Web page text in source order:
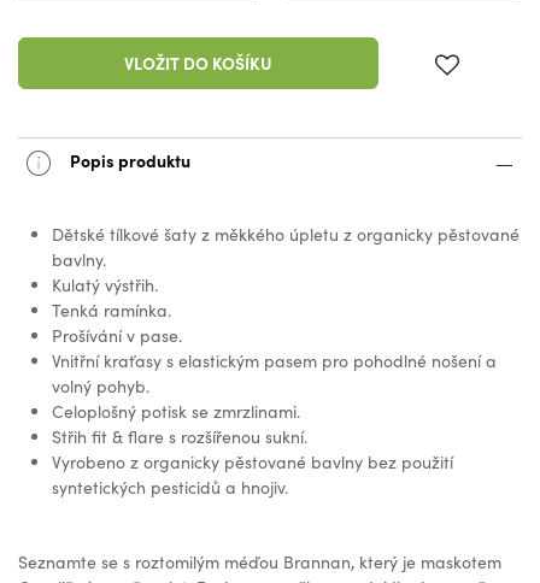
VLOŽIT DO KOŠÍKU
Popis produktu
Dětské tílkové šaty z měkkého úpletu z organicky pěstované
bavlny.
Kulatý výstřih.
Tenká ramínka.
Prošívání v pase.
Vnitřní kraťasy s elastickým pasem pro pohodlné nošení a
volný pohyb.
Celoplošný potisk se zmrzlinami.
Střih fit & flare s rozšířenou sukní.
Vyrobeno z organicky pěstované bavlny bez použití
syntetických pesticidů a hnojiv.
Seznamte se s roztomilým méďou Brannan, který je maskotem